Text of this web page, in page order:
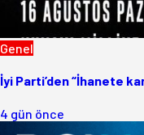
Genel
İyi Parti’den “İhanete
4 gün önce